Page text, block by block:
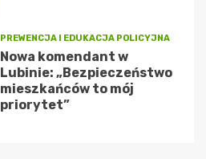
PREWENCJA I EDUKACJA POLICYJNA
Nowa komendant w
Lubinie: „Bezpieczeństwo
mieszkańców to mój
priorytet”